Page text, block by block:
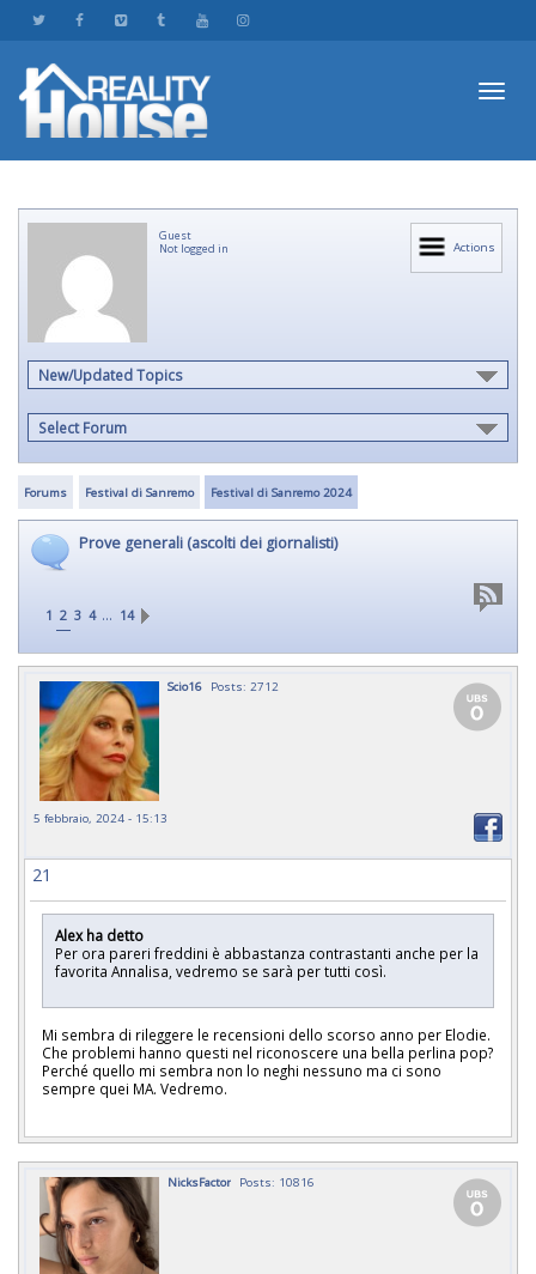
Actions
Guest
Not logged in
New/Updated Topics
Select Forum
Forums Festival di Sanremo Festival di Sanremo 2024
Prove generali (ascolti dei giornalisti)
1 2 3 4 … 14
Scio16 Posts: 2712
5 febbraio, 2024 - 15:13
21
Alex ha detto
Per ora pareri freddini è abbastanza contrastanti anche per la
favorita Annalisa, vedremo se sarà per tutti così.
Mi sembra di rileggere le recensioni dello scorso anno per Elodie.
Che problemi hanno questi nel riconoscere una bella perlina pop?
Perché quello mi sembra non lo neghi nessuno ma ci sono
sempre quei MA. Vedremo.
NicksFactor Posts: 10816